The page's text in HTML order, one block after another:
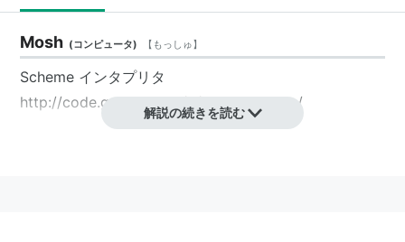
Mosh (コンピュータ) 【 もっしゅ】
Scheme インタプリタ
http://code.google.com/p/mosh-scheme/
解説の続きを読む